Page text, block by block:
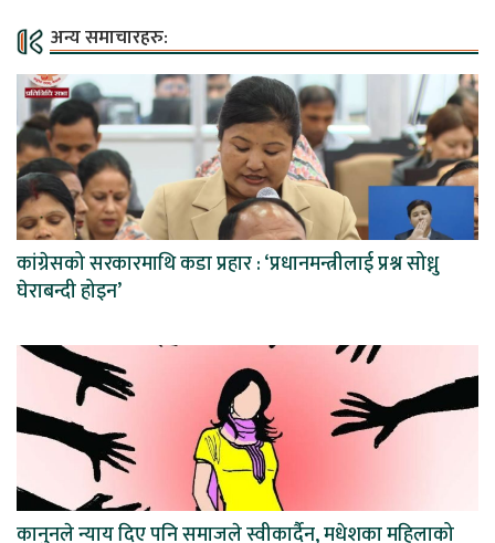
अन्य समाचारहरु:
कांग्रेसको सरकारमाथि कडा प्रहार : ‘प्रधानमन्त्रीलाई प्रश्न सोध्नु
घेराबन्दी होइन’
कानुनले न्याय दिए पनि समाजले स्वीकार्दैन, मधेशका महिलाको